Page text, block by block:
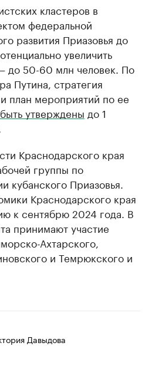
кластеров в
федеральной
развития Приазовья до
увеличить
до 50-60 млн человек. По
Путина, стратегия
план мероприятий по ее
утверждены до 1
Краснодарского края
группы по
кубанского Приазовья.
Краснодарского края
к сентябрю 2024 года. В
принимают участие
Ахтарского,
и Темрюкского и
Давыдова